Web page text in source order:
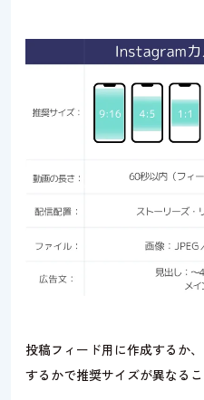
投稿フィード用に作成するか
するかで推奨サイズが異なる